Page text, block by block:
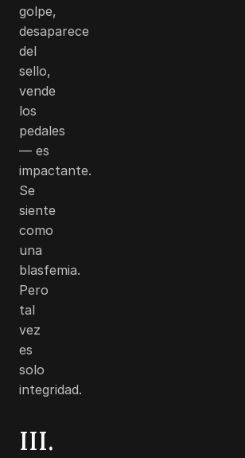
golpe,
desaparece
del
sello,
vende
los
pedales
— es
impactante.
Se
siente
como
una
blasfemia.
Pero
tal
vez
es
solo
integridad.
III.